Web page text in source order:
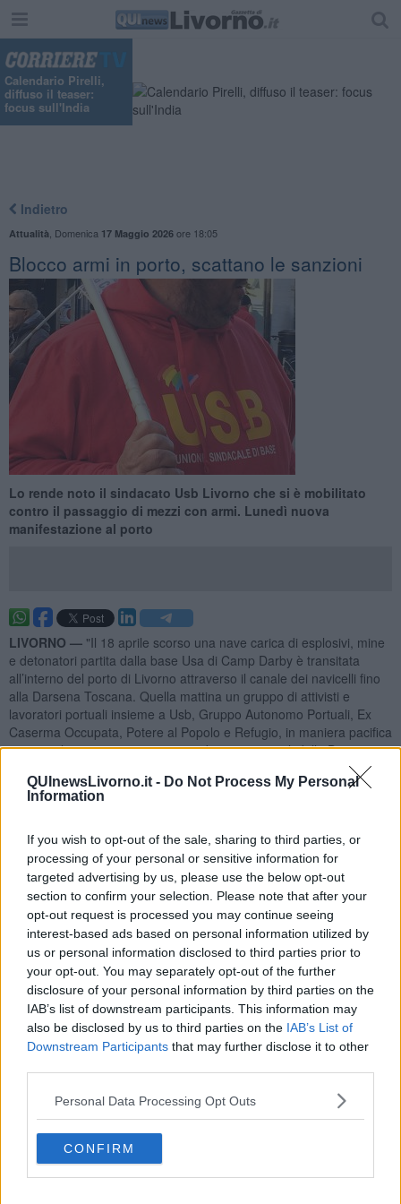
QUInewsLivorno.it - Do Not Process My Personal
Information
If you wish to opt-out of the sale, sharing to third parties, or
processing of your personal or sensitive information for
targeted advertising by us, please use the below opt-out
section to confirm your selection. Please note that after your
opt-out request is processed you may continue seeing
interest-based ads based on personal information utilized by
us or personal information disclosed to third parties prior to
your opt-out. You may separately opt-out of the further
disclosure of your personal information by third parties on the
IAB’s list of downstream participants. This information may
also be disclosed by us to third parties on the IAB’s List of
Downstream Participants that may further disclose it to other
Personal Data Processing Opt Outs
CONFIRM
Calendario Pirelli,
diffuso il teaser:
focus sull'India
Indietro
Attualità Domenica 17 Maggio 2026ore 18:05
Blocco armi in porto, scattano le sanzioni
Lo rende noto il sindacato Usb Livorno che si è mobilitato
contro il passaggio di mezzi con armi. Lunedì nuova
manifestazione al porto
LIVORNO — "Il 18 aprile scorso una nave carica di esplosivi, mine
e detonatori partita dalla base Usa di Camp Darby è transitata
all’interno del porto di Livorno attraverso il canale dei navicelli fino
alla Darsena Toscana. Quella mattina un gruppo di attivisti e
lavoratori portuali insieme a Usb, Gruppo Autonomo Portuali, Ex
Caserma Occupata, Potere al Popolo e Refugio, in maniera pacifica
e non violenta si recarono su uno dei ponti girevoli della Darsena
Toscana per impedire il transito dell’ennesimo carico di morte".
Lo scrive Usb Livorno in una nota.
"Un carico che non è e non può essere considerato un “servizio
pubblico” come un dirigente della Questura provò a sostenere. -
prosegue Usb - In pochi minuti il reparto della celere intervenne
sgomberando con la forza i manifestanti trascinandoli fuori dal
ponte. Manifestanti che non stavano ostruendo il passaggio dei
mezzi civili all’interno del porto. Il ponte girevole fu aperto oltre
un’ora prima del passaggio della nave americana causando, sì in
questo modo, enormi disagi ai lavoratori e al traffico merci.
L’intervento di uno spropositato schieramento di polizia in pochi
minuti ci restituisce un messaggio chiaro rispetto alla sudditanza
del nostro paese nei confronti degli interessi bellici americani nel
nostro territorio".
"In barba alle dichiarazioni di “pace” delle nostre amministrazioni
locali e regionali e alle mozioni approvate in consiglio comunale. -
prosegue Usb -Pochi mesi prima, sempre lavoratori e attivisti,
bloccarono un treno carico di armi ed esplosivi che fu dirottato su
una tratta secondaria passando da Collesalvetti e poi Pisa. Nella